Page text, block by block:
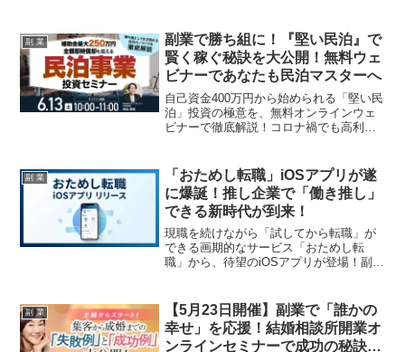
ー」たちの秘訣を大公開。あなたの「推
し活」も、この情報でさらに加速するか
も！
副 業
副業で勝ち組に！『堅い民泊』で
賢く稼ぐ秘訣を大公開！無料ウェ
ビナーであなたも民泊マスターへ
自己資金400万円から始められる「堅い民
泊」投資の極意を、無料オンラインウェ
ビナーで徹底解説！コロナ禍でも高利回
ょう！
副 業
「おためし転職」iOSアプリが遂
に爆誕！推し企業で「働き推し」
できる新時代が到来！
現職を続けながら「試してから転職」が
できる画期的なサービス「おためし転
職」から、待望のiOSアプリが登場！副業
します。あなたの「働き推し」が、もっ
と身近になりますよ！
副 業
【5月23日開催】副業で「誰かの
幸せ」を応援！結婚相談所開業オ
ンラインセミナーで成功の秘訣を